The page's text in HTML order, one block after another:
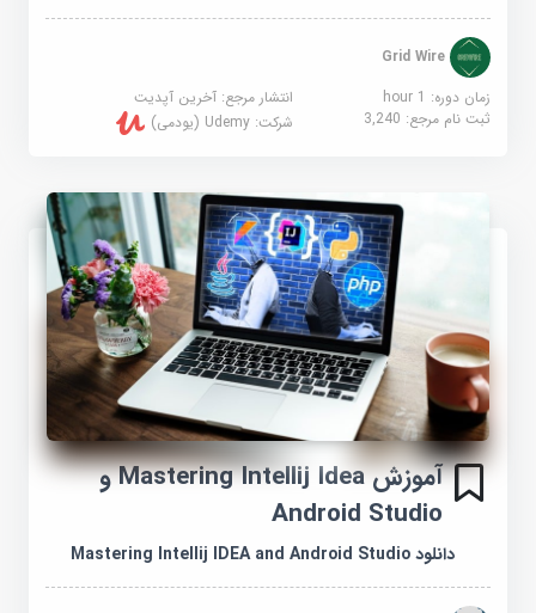
Grid Wire
زمان دوره: 1 hour
انتشار مرجع:آخرین آپدیت
ثبت نام مرجع:3,240 شرکت:Udemy (یودمی)
آموزش Mastering Intellij Idea و
Android Studio
دانلود Mastering Intellij IDEA and Android Studio